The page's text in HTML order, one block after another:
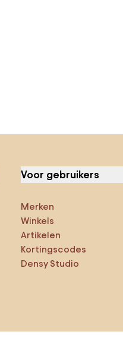
Voor gebruikers
Merken
Winkels
Artikelen
Kortingscodes
Densy Studio